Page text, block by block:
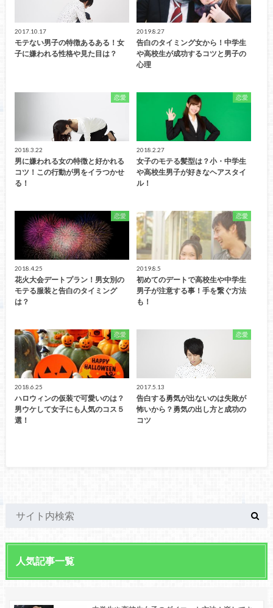
2017.10.17
モテない男子の特徴あるある！女
子に嫌われる性格や見た目は？
2019.8.27
告白のタイミング女から！中学生
や高校生が成功するコツと男子の
心理
恋愛
2018.3.22
男に嫌われる女の特徴と好かれる
コツ！この行動が男をイラつかせ
る！
恋愛
2018.2.27
女子のモテる髪型は？小・中学生
や高校生男子が好きなヘアスタイ
ル！
恋愛
2018.4.25
花火大会デートプラン！男女別の
モテる服装と告白のタイミング
は？
恋愛
2019.8.5
初めてのデートで高校生や中学生
男子が注意する事！手を繋ぐ方法
も！
恋愛
2018.6.25
ハロウィンの仮装で可愛いのは？
男ウケして女子にも人気のコス５
選！
恋愛
2017.5.13
告白する勇気が出ないのは失敗が
怖いから？勇気の出し方と成功の
コツ
人気記事一覧